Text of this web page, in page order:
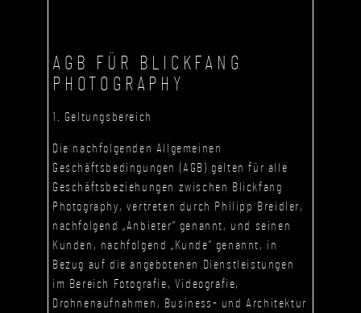
AGB FÜR BLICKFANG
PHOTOGRAPHY
1. Geltungsbereich
Die nachfolgenden Allgemeinen
Geschäftsbedingungen (AGB) gelten für alle
Geschäftsbeziehungen zwischen Blickfang
Photography, vertreten durch Philipp Breidler,
nachfolgend „Anbieter“ genannt, und seinen
Kunden, nachfolgend „Kunde“ genannt, in
Bezug auf die angebotenen Dienstleistungen
im Bereich Fotografie, Videografie,
Drohnenaufnahmen, Business- und Architektur